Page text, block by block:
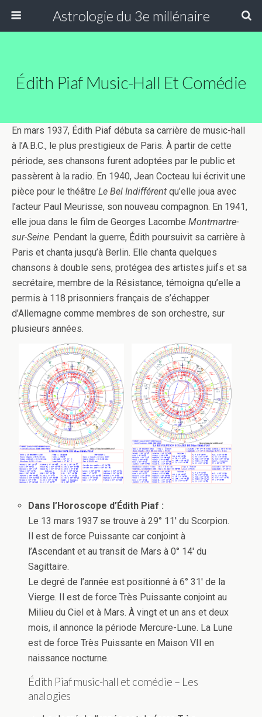
Astrologie du 3e millénaire
Édith Piaf Music-Hall Et Comédie
En mars 1937, Édith Piaf débuta sa carrière de music-hall
à l’A.B.C., le plus prestigieux de Paris. À partir de cette
période, ses chansons furent adoptées par le public et
passèrent à la radio. En 1940, Jean Cocteau lui écrivit une
pièce pour le théâtre Le Bel Indifférent qu’elle joua avec
l’acteur Paul Meurisse, son nouveau compagnon. En 1941,
elle joua dans le film de Georges Lacombe Montmartre-
sur-Seine. Pendant la guerre, Édith poursuivit sa carrière à
Paris et chanta jusqu’à Berlin. Elle chanta quelques
chansons à double sens, protégea des artistes juifs et sa
secrétaire, membre de la Résistance, témoigna qu’elle a
permis à 118 prisonniers français de s’échapper
d’Allemagne comme membres de son orchestre, sur
plusieurs années.
Dans l’Horoscope d’Édith Piaf :
Le 13 mars 1937 se trouve à 29° 11′ du Scorpion.
Il est de force Puissante car conjoint à
l’Ascendant et au transit de Mars à 0° 14′ du
Sagittaire.
Le degré de l’année est positionné à 6° 31′ de la
Vierge. Il est de force Très Puissante conjoint au
Milieu du Ciel et à Mars. À vingt et un ans et deux
mois, il annonce la période Mercure-Lune. La Lune
est de force Très Puissante en Maison VII en
naissance nocturne.
Édith Piaf music-hall et comédie – Les
analogies